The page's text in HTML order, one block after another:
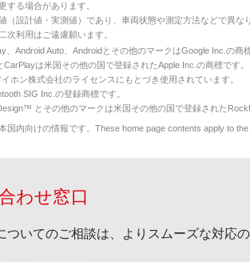
する場合があります。
（設計値・実測値）であり、車両状態や測定方法などで異な
次利用はご遠慮願います。
、Android Auto、Androidとその他のマークはGoogle Inc.の商
CarPlayは米国その他の国で登録されたApple Inc.の商標です。
ホン株式会社のライセンスにもとづき使用されています。
SIG Inc.の登録商標です。
とその他のマークは米国その他の国で登録された
国内向けの情報です。These home page contents apply to
わせ窓口
ついてのご相談は、よりスムーズな対応